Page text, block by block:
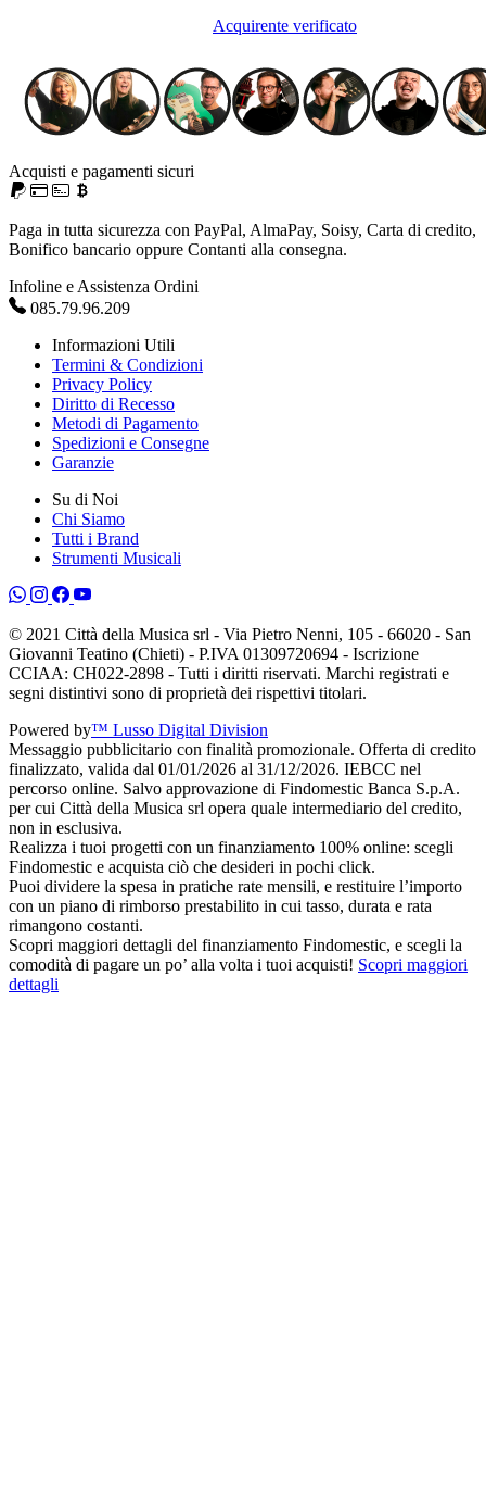
Acquirente verificato
Acquisti e pagamenti sicuri
Paga in tutta sicurezza con PayPal, AlmaPay, Soisy, Carta di credito,
Bonifico bancario oppure Contanti alla consegna.
Infoline e Assistenza Ordini
085.79.96.209
Informazioni Utili
Termini & Condizioni
Privacy Policy
Diritto di Recesso
Metodi di Pagamento
Spedizioni e Consegne
Garanzie
Su di Noi
Chi Siamo
Tutti i Brand
Strumenti Musicali
© 2021 Città della Musica srl - Via Pietro Nenni, 105 - 66020 - San
Giovanni Teatino (Chieti) - P.IVA 01309720694 - Iscrizione
CCIAA: CH022-2898 - Tutti i diritti riservati. Marchi registrati e
segni distintivi sono di proprietà dei rispettivi titolari.
Powered by™ Lusso Digital Division
Messaggio pubblicitario con finalità promozionale. Offerta di credito
finalizzato, valida dal 01/01/2026 al 31/12/2026. IEBCC nel
percorso online. Salvo approvazione di Findomestic Banca S.p.A.
per cui Città della Musica srl opera quale intermediario del credito,
non in esclusiva.
Realizza i tuoi progetti con un finanziamento 100% online: scegli
Findomestic e acquista ciò che desideri in pochi click.
Puoi dividere la spesa in pratiche rate mensili, e restituire l’importo
con un piano di rimborso prestabilito in cui tasso, durata e rata
rimangono costanti.
Scopri maggiori dettagli del finanziamento Findomestic, e scegli la
comodità di pagare un po’ alla volta i tuoi acquisti! Scopri maggiori
dettagli